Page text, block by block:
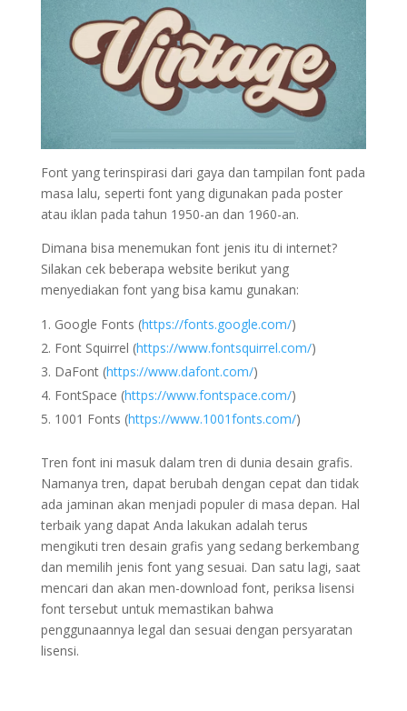
Font yang terinspirasi dari gaya dan tampilan font pada
masa lalu, seperti font yang digunakan pada poster
atau iklan pada tahun 1950-an dan 1960-an.
Dimana bisa menemukan font jenis itu di internet?
Silakan cek beberapa website berikut yang
menyediakan font yang bisa kamu gunakan:
Google Fonts (https://fonts.google.com/)
Font Squirrel (https://www.fontsquirrel.com/)
DaFont (https://www.dafont.com/)
FontSpace (https://www.fontspace.com/)
1001 Fonts (https://www.1001fonts.com/)
Tren font ini masuk dalam tren di dunia desain grafis.
Namanya tren, dapat berubah dengan cepat dan tidak
ada jaminan akan menjadi populer di masa depan. Hal
terbaik yang dapat Anda lakukan adalah terus
mengikuti tren desain grafis yang sedang berkembang
dan memilih jenis font yang sesuai. Dan satu lagi, saat
mencari dan akan men-download font, periksa lisensi
font tersebut untuk memastikan bahwa
penggunaannya legal dan sesuai dengan persyaratan
lisensi.